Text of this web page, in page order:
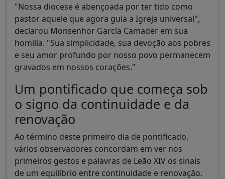
"Nossa diocese é abençoada por ter tido como
pastor aquele que agora guia a Igreja universal",
declarou Monsenhor García Camader em sua
homilia. "Sua simplicidade, sua devoção aos pobres
e seu amor profundo por nosso povo permanecem
gravados em nossos corações."
Um pontificado que começa sob
o signo da continuidade e da
renovação
Ao término deste primeiro dia de pontificado,
vários observadores concordam em ver nos
primeiros gestos e palavras de Leão XIV os sinais
de um equilíbrio entre continuidade e renovação.